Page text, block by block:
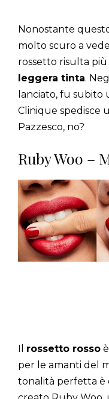
Nonostante
molto scuro a
rossetto risulta più
leggera tinta.
lanciato, fu subito
Clinique spedisce
Pazzesco, no?
Ruby Woo –
Il rossetto rosso
per le amanti del
tonalità perfetta è